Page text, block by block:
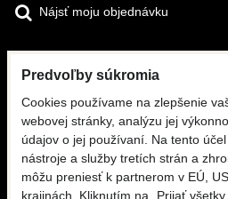
Nájsť moju objednávku
Facebook
Instagram
KONTAKTY
Predvoľby súkromia
Cookies používame na zlepšenie
webovej stránky, analýzu jej
údajov o jej používaní. Na tento
nástroje a služby tretích strán a
môžu preniesť k partnerom v EÚ,
krajinách. Kliknutím na „Prijať